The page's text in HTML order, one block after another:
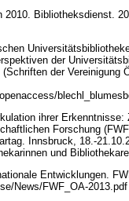
Bibliotheksdienst.
der
der Vereinigung
ihrer
Forschung
Innsbruck, 18.-
und
Entwicklungen.
News/FWF_OA-2013.pdf